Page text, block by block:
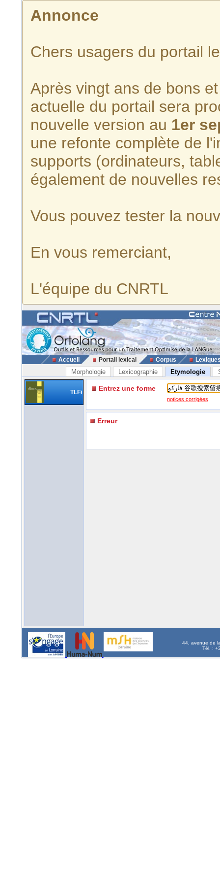
Annonce
Chers usagers du portail
Après vingt ans de bons
actuelle du portail sera
nouvelle version au 1er
une refonte complète de
supports (ordinateurs,
également de nouvelles
Vous pouvez tester la
En vous remerciant,
L'équipe du CNRTL
Accueil Portail lexical Corpus
Morphologie Lexicographie Etymologie
TLFi Entrez une forme
notices corrigées
Erreur
44, avenue de
Tél. :